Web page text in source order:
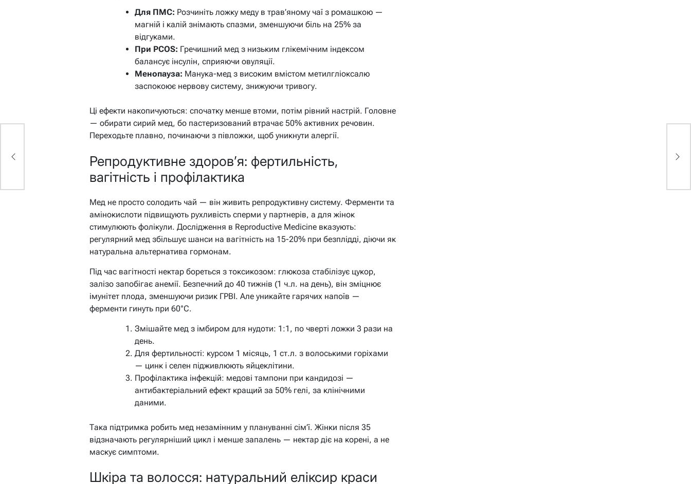
Для ПМС: Розчиніть ложку меду в трав’яному чаї з ромашкою —
магній і калій знімають спазми, зменшуючи біль на 25% за
відгуками.
При PCOS: Гречишний мед з низьким глікемічним індексом
балансує інсулін, сприяючи овуляції.
Менопауза: Манука-мед з високим вмістом метилгліоксалю
заспокоює нервову систему, знижуючи тривогу.
Ці ефекти накопичуються: спочатку менше втоми, потім рівний настрій. Головне
— обирати сирий мед, бо пастеризований втрачає 50% активних речовин.
Переходьте плавно, починаючи з півложки, щоб уникнути алергії.
Репродуктивне здоров’я: фертильність,
вагітність і профілактика
Мед не просто солодить чай — він живить репродуктивну систему. Ферменти та
амінокислоти підвищують рухливість сперми у партнерів, а для жінок
стимулюють фолікули. Дослідження в Reproductive Medicine вказують:
регулярний мед збільшує шанси на вагітність на 15-20% при безплідді, діючи як
натуральна альтернатива гормонам.
Під час вагітності нектар бореться з токсикозом: глюкоза стабілізує цукор,
залізо запобігає анемії. Безпечний до 40 тижнів (1 ч.л. на день), він зміцнює
імунітет плода, зменшуючи ризик ГРВІ. Але уникайте гарячих напоїв —
ферменти гинуть при 60°C.
Змішайте мед з імбиром для нудоти: 1:1, по чверті ложки 3 рази на
день.
Для фертильності: курсом 1 місяць, 1 ст.л. з волоськими горіхами
— цинк і селен підживлюють яйцеклітини.
Профілактика інфекцій: медові тампони при кандидозі —
антибактеріальний ефект кращий за 50% гелі, за клінічними
даними.
Така підтримка робить мед незамінним у плануванні сім’ї. Жінки після 35
відзначають регулярніший цикл і менше запалень — нектар діє на корені, а не
маскує симптоми.
Шкіра та волосся: натуральний еліксир краси